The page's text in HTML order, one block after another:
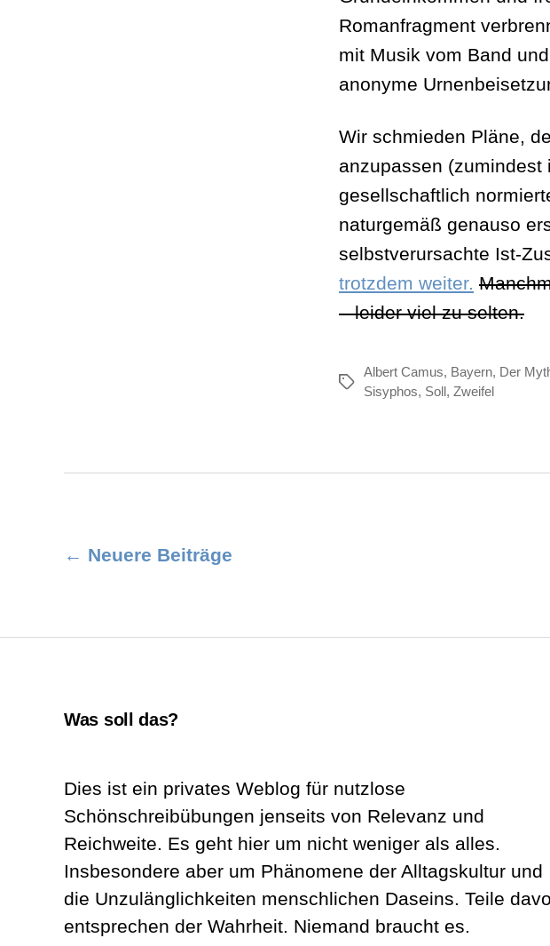
Romanfragment
mit Musik vom Band
anonyme
Wir schmieden Pläne,
anzupassen (zumindest
gesellschaftlich
naturgemäß genauso
selbstverursachte Ist-
trotzdem weiter.
– leider viel zu selten.
Schlagwörter
Albert Camus, Bayern, Der
Sisyphos, Soll, Zweifel
Seitennummerierung
← Neuere Beiträge
Was soll das?
Dies ist ein privates Weblog für nutzlose
Schönschreibübungen jenseits von Relevanz und
Reichweite. Es geht hier um nicht weniger als alles.
Insbesondere aber um Phänomene der Alltagskultur und
die Unzulänglichkeiten menschlichen Daseins. Teile
entsprechen der Wahrheit. Niemand braucht es.